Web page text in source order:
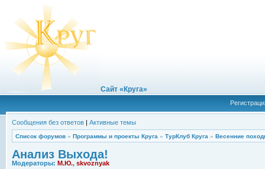
Сайт «Круга»
Сообщения без ответов | Активные темы
Список форумов » Программы и проекты Круга » ТурКлуб Круга » Весенние
Анализ Выхода!
Модераторы: М.Ю., skvoznyak